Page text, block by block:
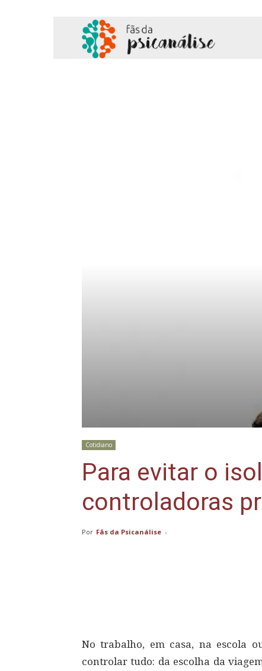
Cotidiano
Para evitar o
controladoras
Por Fãs da Psicanálise -
No trabalho, em casa, na escola
controlar tudo: da escolha da